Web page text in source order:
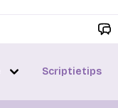
Scriptietips